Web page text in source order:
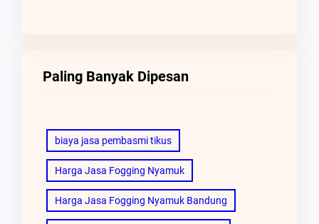
Paling Banyak Dipesan
biaya jasa pembasmi tikus
Harga Jasa Fogging Nyamuk
Harga Jasa Fogging Nyamuk Bandung